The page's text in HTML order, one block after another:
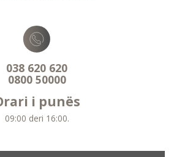
038 620 620
0800 50000
i punës
09:00 deri 16:00.